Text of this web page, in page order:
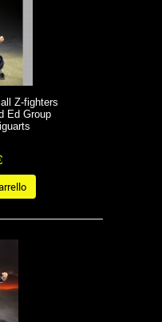
Z-fighters
Ed Group